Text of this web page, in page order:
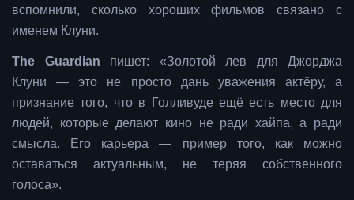
вспомнили, сколько хороших фильмов связано с
именем Клуни.
The Guardian пишет: «Золотой лев для Джорджа
Клуни — это не просто дань уважения актёру, а
признание того, что в Голливуде ещё есть место для
людей, которые делают кино не ради хайпа, а ради
смысла. Его карьера — пример того, как можно
оставаться актуальным, не теряя собственного
голоса».